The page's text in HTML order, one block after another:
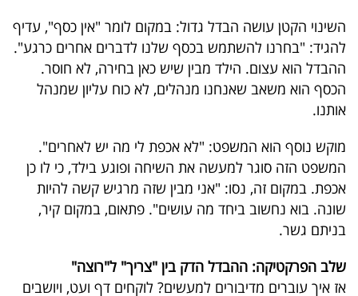
באייס
עקבו
אחרינו:
השינוי הקטן עושה הבדל גדול: במקום לומר "אין כסף", עדיף
להגיד: "בחרנו להשתמש בכסף שלנו לדברים אחרים כרגע".
ההבדל הוא עצום. הילד מבין שיש כאן בחירה, לא חוסר.
הכסף הוא משאב שאנחנו מנהלים, לא כוח עליון שמנהל
אותנו.
מוקש נוסף הוא המשפט: "לא אכפת לי מה יש לאחרים".
המשפט הזה סוגר למעשה את השיחה ופוגע בילד, כי לו כן
אכפת. במקום זה, נסו: "אני מבין שזה מרגיש קשה להיות
שונה. בוא נחשוב ביחד מה עושים". פתאום, במקום קיר,
בניתם גשר.
שלב הפרקטיקה: ההבדל הדק בין "צריך" ל"רוצה"
אז איך עוברים מדיבורים למעשים? לוקחים דף ועט, ויושבים